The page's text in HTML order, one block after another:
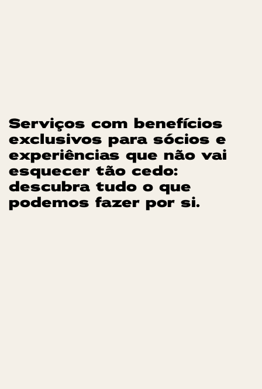
Serviços com benefícios
exclusivos para sócios e
experiências que não vai
esquecer tão cedo:
descubra tudo o que
podemos fazer por si.